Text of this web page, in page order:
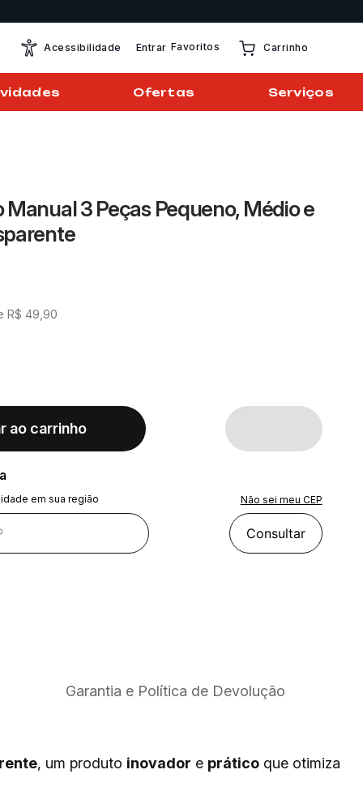
Acessibilidade Entrar Favoritos Carrinho
Ofertas Serviços
Manual 3 Peças Pequeno, Médio e
R$ 49 90
ao carrinho
em sua região Não sei meu CEP
Consultar
Garantia e Política de Devolução
, um produto inovador e prático que otimiza